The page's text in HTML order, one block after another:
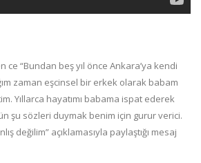
ce “Bundan beş yıl önce Ankara’ya kendi
zaman eşcinsel bir erkek olarak babam
Yıllarca hayatımı babama ispat ederek
şu sözleri duymak benim için gurur verici.
değilim” açıklamasıyla paylaştığı mesaj